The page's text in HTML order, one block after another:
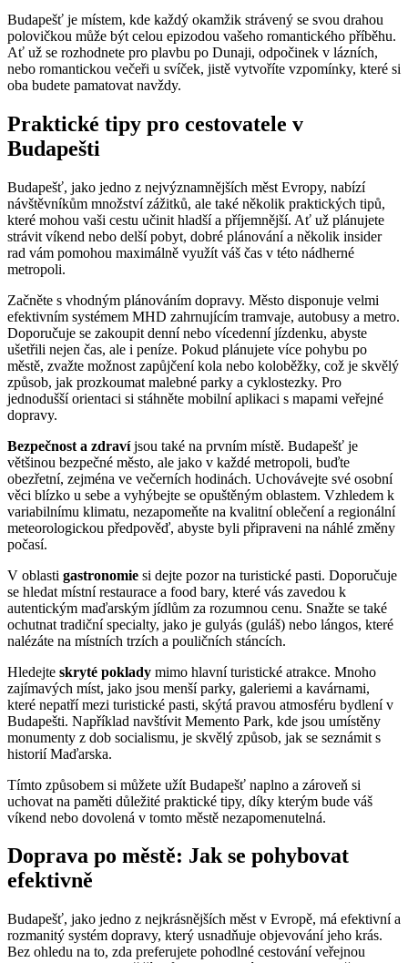
Budapešť je místem, kde každý okamžik strávený se svou drahou
polovičkou může být celou epizodou vašeho romantického příběhu.
Ať už se rozhodnete pro plavbu po Dunaji, odpočinek v lázních,
nebo romantickou večeři u svíček, jistě vytvoříte vzpomínky, které si
oba budete pamatovat navždy.
Praktické tipy pro cestovatele v
Budapešti
Budapešť, jako jedno z nejvýznamnějších měst Evropy, nabízí
návštěvníkům množství zážitků, ale také několik praktických tipů,
které mohou vaši cestu učinit hladší a příjemnější. Ať už plánujete
strávit víkend nebo delší pobyt, dobré plánování a několik insider
rad vám pomohou maximálně využít váš čas v této nádherné
metropoli.
Začněte s vhodným plánováním dopravy. Město disponuje velmi
efektivním systémem MHD zahrnujícím tramvaje, autobusy a metro.
Doporučuje se zakoupit denní nebo vícedenní jízdenku, abyste
ušetřili nejen čas, ale i peníze. Pokud plánujete více pohybu po
městě, zvažte možnost zapůjčení kola nebo koloběžky, což je skvělý
způsob, jak prozkoumat malebné parky a cyklostezky. Pro
jednodušší orientaci si stáhněte mobilní aplikaci s mapami veřejné
dopravy.
Bezpečnost a zdravíjsou také na prvním místě. Budapešť je
většinou bezpečné město, ale jako v každé metropoli, buďte
obezřetní, zejména ve večerních hodinách. Uchovávejte své osobní
věci blízko u sebe a vyhýbejte se opuštěným oblastem. Vzhledem k
variabilnímu klimatu, nezapomeňte na kvalitní oblečení a regionální
meteorologickou předpověď, abyste byli připraveni na náhlé změny
počasí.
V oblasti gastronomie si dejte pozor na turistické pasti. Doporučuje
se hledat místní restaurace a food bary, které vás zavedou k
autentickým maďarským jídlům za rozumnou cenu. Snažte se také
ochutnat tradiční specialty, jako je gulyás (guláš) nebo lángos, které
nalézáte na místních trzích a pouličních stáncích.
Hledejte skryté poklady mimo hlavní turistické atrakce. Mnoho
zajímavých míst, jako jsou menší parky, galeriemi a kavárnami,
které nepatří mezi turistické pasti, skýtá pravou atmosféru bydlení v
Budapešti. Například navštívit Memento Park, kde jsou umístěny
monumenty z dob socialismu, je skvělý způsob, jak se seznámit s
historií Maďarska.
Tímto způsobem si můžete užít Budapešť naplno a zároveň si
uchovat na paměti důležité praktické tipy, díky kterým bude váš
víkend nebo dovolená v tomto městě nezapomenutelná.
Doprava po městě: Jak se pohybovat
efektivně
Budapešť, jako jedno z nejkrásnějších měst v Evropě, má efektivní a
rozmanitý systém dopravy, který usnadňuje objevování jeho krás.
Bez ohledu na to, zda preferujete pohodlné cestování veřejnou